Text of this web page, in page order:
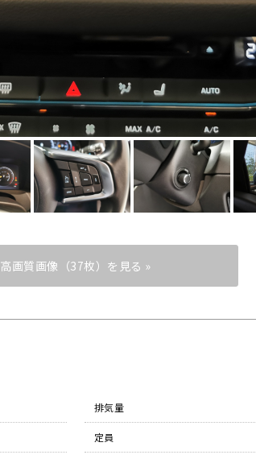
高画質画像（37枚）を見る »
排気量
定員